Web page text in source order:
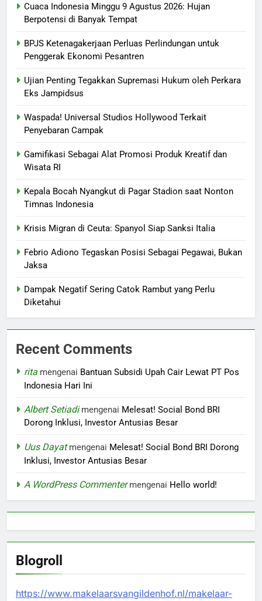
Cuaca Indonesia Minggu 9 Agustus 2026: Hujan
Berpotensi di Banyak Tempat
BPJS Ketenagakerjaan Perluas Perlindungan untuk
Penggerak Ekonomi Pesantren
Ujian Penting Tegakkan Supremasi Hukum oleh Perkara
Eks Jampidsus
Waspada! Universal Studios Hollywood Terkait
Penyebaran Campak
Gamifikasi Sebagai Alat Promosi Produk Kreatif dan
Wisata RI
Kepala Bocah Nyangkut di Pagar Stadion saat Nonton
Timnas Indonesia
Krisis Migran di Ceuta: Spanyol Siap Sanksi Italia
Febrio Adiono Tegaskan Posisi Sebagai Pegawai, Bukan
Jaksa
Dampak Negatif Sering Catok Rambut yang Perlu
Diketahui
Recent Comments
rita mengenai Bantuan Subsidi Upah Cair Lewat PT Pos
Indonesia Hari Ini
Albert Setiadimengenai Melesat! Social Bond BRI
Dorong Inklusi, Investor Antusias Besar
Uus Dayatmengenai Melesat! Social Bond BRI Dorong
Inklusi, Investor Antusias Besar
A WordPress Commentermengenai Hello world!
Blogroll
https://www.makelaarsvangildenhof.nl/makelaar-